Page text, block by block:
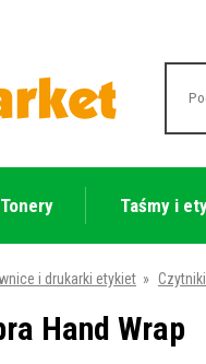
Tonery Taśmy i
i drukarki etykiet »
Hand Wrap